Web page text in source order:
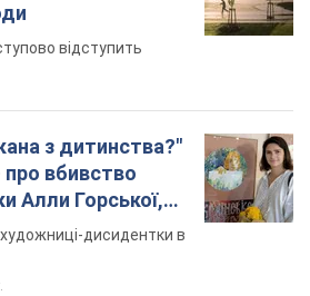
відступить
з дитинства?"
вбивство
Алли Горської,
та втечу в
художниці-дисидентки в